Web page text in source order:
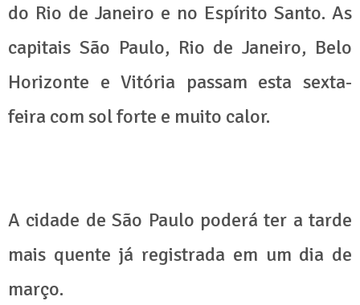
do Rio de Janeiro e no Espírito Santo. As
capitais São Paulo, Rio de Janeiro, Belo
Horizonte e Vitória passam esta sexta-
feira com sol forte e muito calor.
A cidade de São Paulo poderá ter a tarde
mais quente já registrada em um dia de
março.